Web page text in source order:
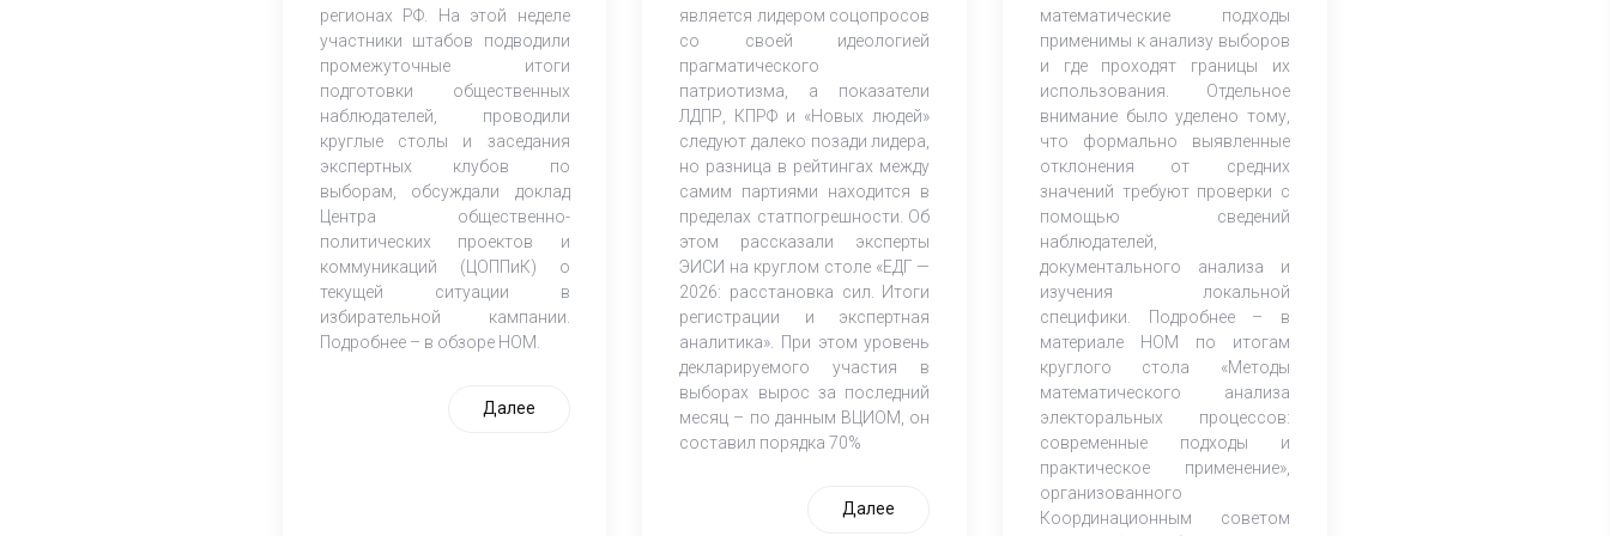
регионах РФ. На этой неделе
участники штабов подводили
промежуточные итоги
подготовки общественных
наблюдателей, проводили
круглые столы и заседания
экспертных клубов по
выборам, обсуждали доклад
Центра общественно-
политических проектов и
коммуникаций (ЦОППиК) о
текущей ситуации в
избирательной кампании.
Подробнее – в обзоре НОМ.
Далее
является лидером соцопросов
со своей идеологией
прагматического
патриотизма, а показатели
ЛДПР, КПРФ и «Новых людей»
следуют далеко позади лидера,
но разница в рейтингах между
самим партиями находится в
пределах статпогрешности. Об
этом рассказали эксперты
ЭИСИ на круглом столе «ЕДГ —
2026: расстановка сил. Итоги
регистрации и экспертная
аналитика». При этом уровень
декларируемого участия в
выборах вырос за последний
месяц – по данным ВЦИОМ, он
составил порядка 70%
Далее
математические подходы
применимы к анализу выборов
и где проходят границы их
использования. Отдельное
внимание было уделено тому,
что формально выявленные
отклонения от средних
значений требуют проверки с
помощью сведений
наблюдателей,
документального анализа и
изучения локальной
специфики. Подробнее – в
материале НОМ по итогам
круглого стола «Методы
математического анализа
электоральных процессов:
современные подходы и
практическое применение»,
организованного
Координационным советом